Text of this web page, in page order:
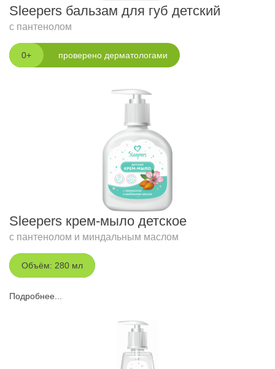
Sleepers бальзам для губ детский
с пантенолом
0+ проверено дерматологами
Sleepers крем-мыло детское
с пантенолом и миндальным маслом
Объём: 280 мл
Подробнее...